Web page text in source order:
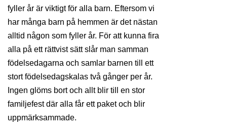
fyller år är viktigt för alla barn. Eftersom vi
har många barn på hemmen är det nästan
alltid någon som fyller år. För att kunna fira
alla på ett rättvist sätt slår man samman
födelsedagarna och samlar barnen till ett
stort födelsedagskalas två gånger per år.
Ingen glöms bort och allt blir till en stor
familjefest där alla får ett paket och blir
uppmärksammade.